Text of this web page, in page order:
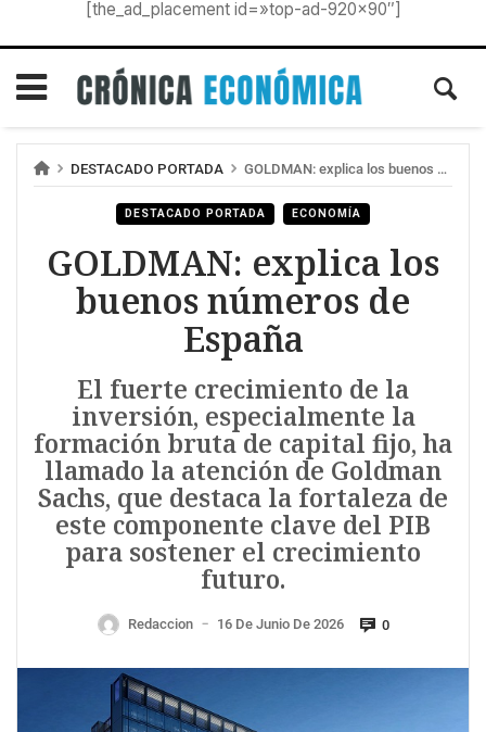
[the_ad_placement id=»top-ad-920×90″]
DESTACADO PORTADA GOLDMAN: explica los buenos números de España
DESTACADO PORTADA ECONOMÍA
GOLDMAN: explica los
buenos números de
España
El fuerte crecimiento de la
inversión, especialmente la
formación bruta de capital fijo, ha
llamado la atención de Goldman
Sachs, que destaca la fortaleza de
este componente clave del PIB
para sostener el crecimiento
futuro.
Redaccion — 16 De Junio De 2026 0